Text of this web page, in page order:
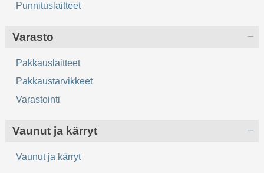
Punnituslaitteet
Varasto
Pakkauslaitteet
Pakkaustarvikkeet
Varastointi
Vaunut ja kärryt
Vaunut ja kärryt